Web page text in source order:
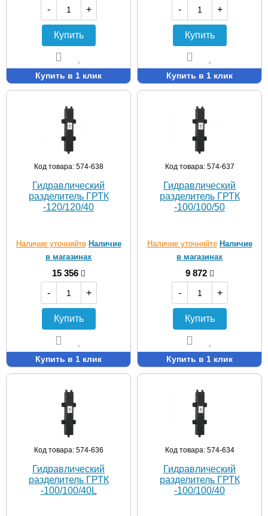
-
+
Купить
Купить в 1 клик
-
+
Купить
Купить в 1 клик
Код товара: 574-638
Гидравлический
разделитель ГРТК
-120/120/40
Наличие уточняйте Наличие
в магазинах
15 356
-
+
Купить
Купить в 1 клик
Код товара: 574-637
Гидравлический
разделитель ГРТК
-100/100/50
Наличие уточняйте Наличие
в магазинах
9 872
-
+
Купить
Купить в 1 клик
Код товара: 574-636
Гидравлический
разделитель ГРТК
-100/100/40L
Код товара: 574-634
Гидравлический
разделитель ГРТК
-100/100/40